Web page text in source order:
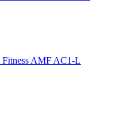
Fitness AMF AC1-L